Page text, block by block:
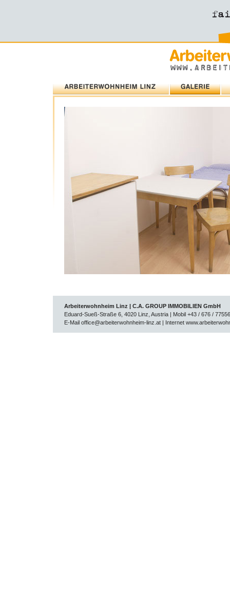
Arbeiterwohnheim Linz | C.A. GROUP IMMOBILIEN GmbH
Eduard-Sueß-Straße 6, 4020 Linz, Austria | Mobil +43 / 676 /
E-Mail office@arbeiterwohnheim-linz.at | Internet